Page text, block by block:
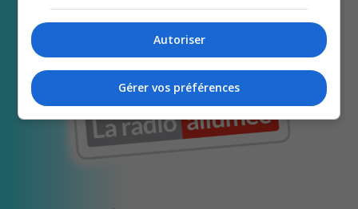
Autoriser
Gérer vos préférences